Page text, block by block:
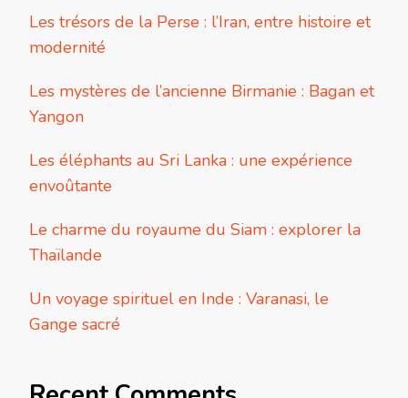
Les trésors de la Perse : l’Iran, entre histoire et
modernité
Les mystères de l’ancienne Birmanie : Bagan et
Yangon
Les éléphants au Sri Lanka : une expérience
envoûtante
Le charme du royaume du Siam : explorer la
Thaïlande
Un voyage spirituel en Inde : Varanasi, le
Gange sacré